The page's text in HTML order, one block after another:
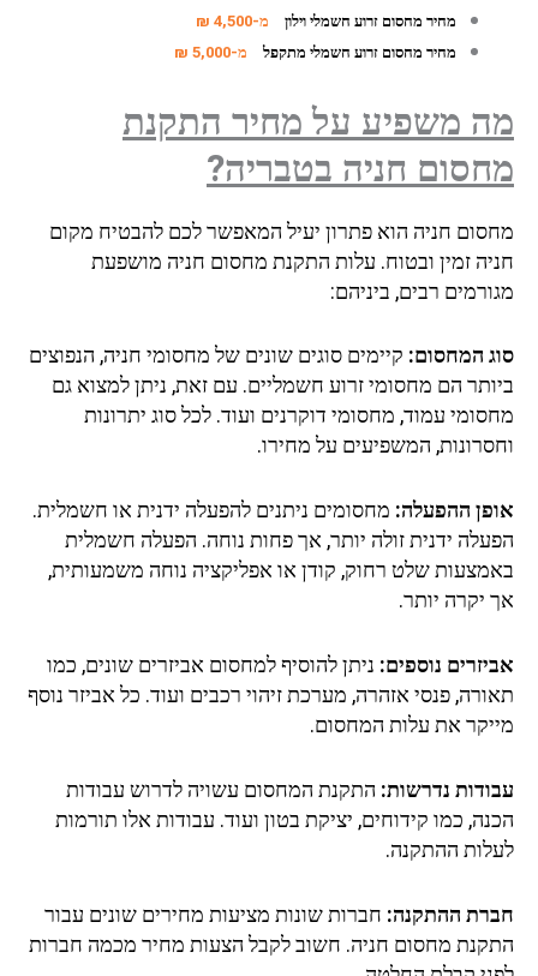
מחיר מחסום זרוע חשמלי וילון
מ-4,500 ₪
מחיר מחסום זרוע חשמלי מתקפל
מ-5,000 ₪
משפיע על מחיר התקנת
חניה בטבריה?
חניה הוא פתרון יעיל המאפשר לכם להבטיח מקום
זמין ובטוח. עלות התקנת מחסום חניה מושפעת
רבים, ביניהם:
המחסום:קיימים סוגים שונים של מחסומי חניה, הנפוצים
הם מחסומי זרוע חשמליים. עם זאת, ניתן למצוא גם
עמוד, מחסומי דוקרנים ועוד. לכל סוג יתרונות
המשפיעים על מחירו.
ההפעלה:מחסומים ניתנים להפעלה ידנית או חשמלית.
ידנית זולה יותר, אך פחות נוחה. הפעלה חשמלית
שלט רחוק, קודן או אפליקציה נוחה משמעותית,
יקרה יותר.
נוספים:ניתן להוסיף למחסום אביזרים שונים, כמו
פנסי אזהרה, מערכת זיהוי רכבים ועוד. כל אביזר נוסף
את עלות המחסום.
נדרשות:התקנת המחסום עשויה לדרוש עבודות
כמו קידוחים, יציקת בטון ועוד. עבודות אלו תורמות
ההתקנה.
ההתקנה:חברות שונות מציעות מחירים שונים עבור
מחסום חניה. חשוב לקבל הצעות מחיר מכמה חברות